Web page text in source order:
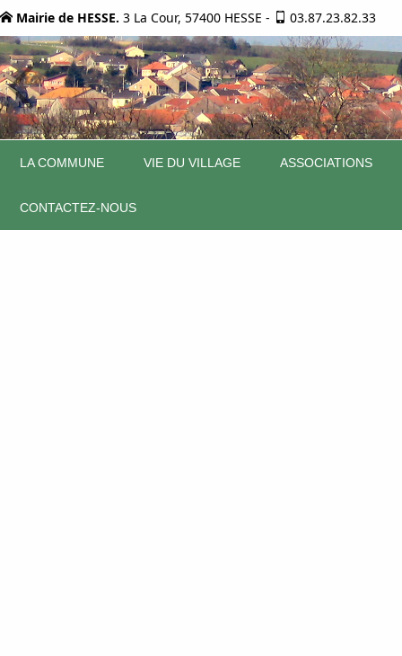
Mairie de HESSE. 3 La Cour, 57400 HESSE - 03.87.23.82.33
LA COMMUNE VIE DU VILLAGE ASSOCIATIONS
CONTACTEZ-NOUS